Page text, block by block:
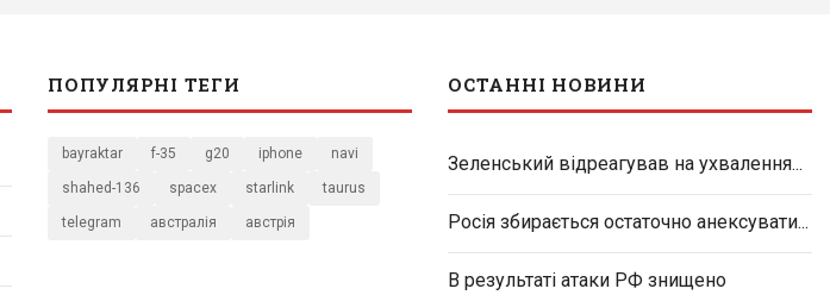
ПОПУЛЯРНІ ТЕГИ
bayraktar f-35 g20 iphone navi
shahed-136 spacex starlink taurus
telegram австралія австрія
ОСТАННІ НОВИНИ
Зеленський відреагував на ухвалення...
Росія збирається остаточно анексувати...
В результаті атаки РФ знищено